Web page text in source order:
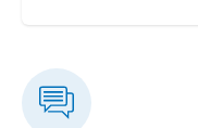
fourniture
des conseils
livraison clé en